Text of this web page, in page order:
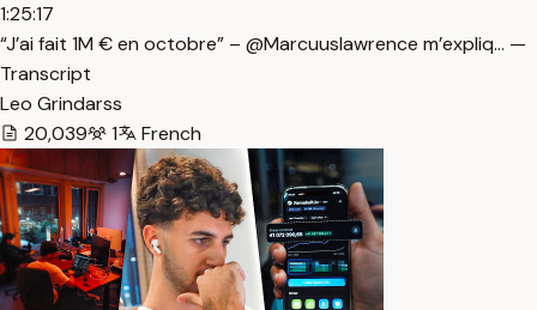
1:25:17
“J’ai fait 1M € en octobre” – @Marcuuslawrence m’expliq… —
Transcript
Leo Grindarss
20,039
1 French